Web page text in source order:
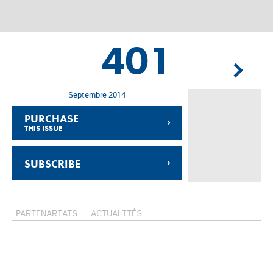
401
Septembre 2014
PURCHASE
THIS ISSUE ›
SUBSCRIBE ›
PARTENARIATS ACTUALITÉS